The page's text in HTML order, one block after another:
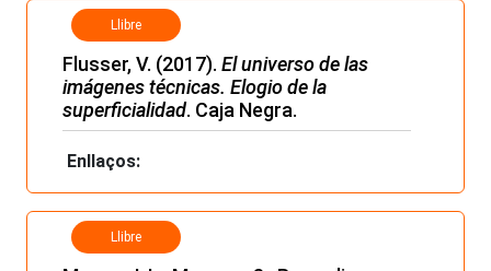
Llibre
Flusser, V. (2017). El universo de las
imágenes técnicas. Elogio de la
superficialidad. Caja Negra.
Enllaços:
Llibre